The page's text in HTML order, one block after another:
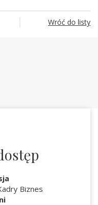
Wróć do listy
Biznes